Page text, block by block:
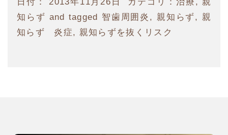
知らず and tagged 智歯周囲炎 , 親知らず , 親
知らず 炎症, 親知らずを抜くリスク